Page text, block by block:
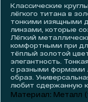
Добавить на
Классические
лёгкого титана в
тонкими изящными
линзами, которые
Лёгкий
комфортными при
тёплый золотой
элегантность.
с разными формами
образ.
любит сдержанную
Материал: Металл